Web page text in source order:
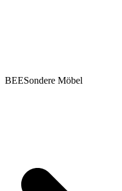
BEESondere Möbel